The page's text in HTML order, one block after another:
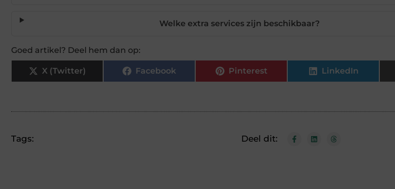
Welke extra services zijn beschikbaar?
Goed artikel? Deel hem dan op:
X (Twitter) Facebook Pinterest LinkedIn
Tags: Deel dit: